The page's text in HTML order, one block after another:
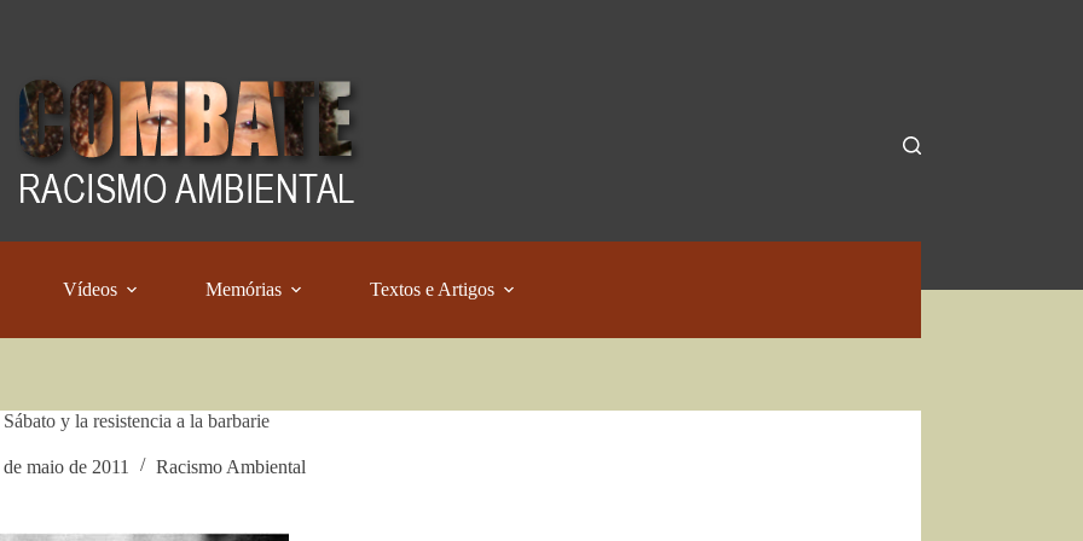
Vídeos Memórias Textos e Artigos
y la resistencia a la barbarie
de maio de 2011 Racismo Ambiental